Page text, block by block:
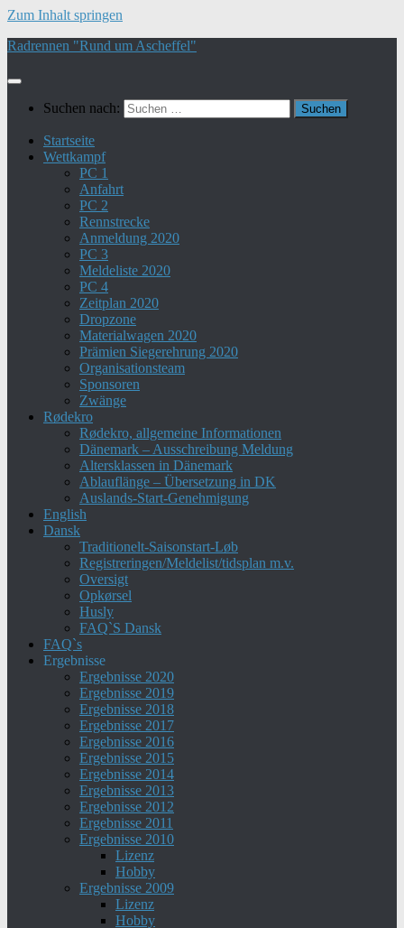
Zum Inhalt springen
Radrennen "Rund um Ascheffel"
Suchen nach:
Startseite
Wettkampf
PC 1
Anfahrt
PC 2
Rennstrecke
Anmeldung 2020
PC 3
Meldeliste 2020
PC 4
Zeitplan 2020
Dropzone
Materialwagen 2020
Prämien Siegerehrung 2020
Organisationsteam
Sponsoren
Zwänge
Rødekro
Rødekro, allgemeine Informationen
Dänemark – Ausschreibung Meldung
Altersklassen in Dänemark
Ablauflänge – Übersetzung in DK
Auslands-Start-Genehmigung
English
Dansk
Traditionelt-Saisonstart-Løb
Registreringen/Meldelist/tidsplan m.v.
Oversigt
Opkørsel
Husly
FAQ`S Dansk
FAQ`s
Ergebnisse
Ergebnisse 2020
Ergebnisse 2019
Ergebnisse 2018
Ergebnisse 2017
Ergebnisse 2016
Ergebnisse 2015
Ergebnisse 2014
Ergebnisse 2013
Ergebnisse 2012
Ergebnisse 2011
Ergebnisse 2010
Lizenz
Hobby
Ergebnisse 2009
Lizenz
Hobby